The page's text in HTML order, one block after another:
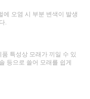
에 오염 시 부분 변색이 발생
.
특성상 모래가 끼일 수 있
등으로 쓸어 모래를 쉽게